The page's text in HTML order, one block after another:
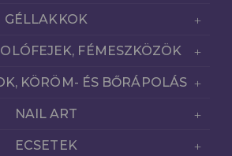
GÉLLAKKOK
FÉMESZKÖZÖK
KÖRÖM- ÉS BŐRÁPOLÁS
NAIL ART
ECSETEK